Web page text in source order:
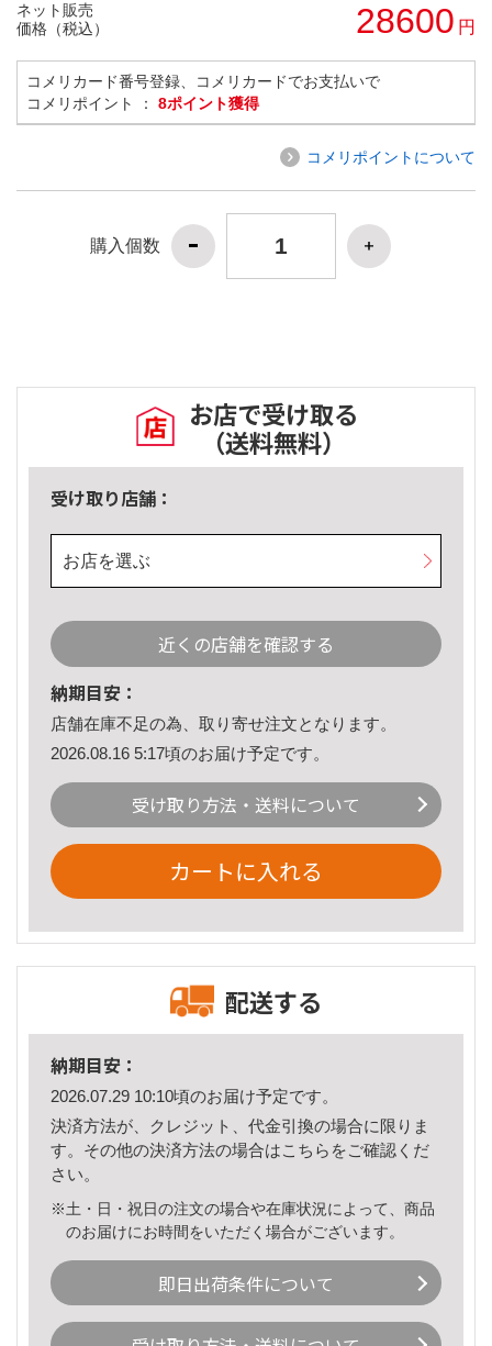
ネット販売
価格（税込）
28600 円
コメリカード番号登録、コメリカードでお支払いで
コメリポイント ： 8ポイント獲得
コメリポイントについて
購入個数
お店で受け取る
（送料無料）
受け取り店舗：
お店を選ぶ
近くの店舗を確認する
納期目安：
店舗在庫不足の為、取り寄せ注文となります。
2026.08.16 5:17頃のお届け予定です。
受け取り方法・送料について
カートに入れる
配送する
納期目安：
2026.07.29 10:10頃のお届け予定です。
決済方法が、クレジット、代金引換の場合に限りま
す。その他の決済方法の場合はこちら をご確認くだ
さい。
※土・日・祝日の注文の場合や在庫状況によって、商品
のお届けにお時間をいただく場合がございます。
即日出荷条件について